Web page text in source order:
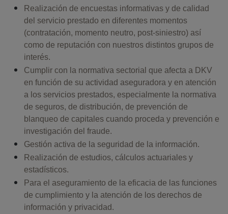
Realización de encuestas informativas y de calidad
del servicio prestado en diferentes momentos
(contratación, momento neutro, post-siniestro) así
como de reputación con nuestros distintos grupos de
interés.
Cumplir con la normativa sectorial que afecta a DKV
en función de su actividad aseguradora y en atención
a los servicios prestados, especialmente la normativa
de seguros, de distribución, de prevención de
blanqueo de capitales cuando proceda y prevención e
investigación del fraude.
Gestión activa de la seguridad de la información.
Realización de estudios, cálculos actuariales y
estadísticos.
Para el aseguramiento de la eficacia de las funciones
de cumplimiento y la atención de los derechos de
información y privacidad.